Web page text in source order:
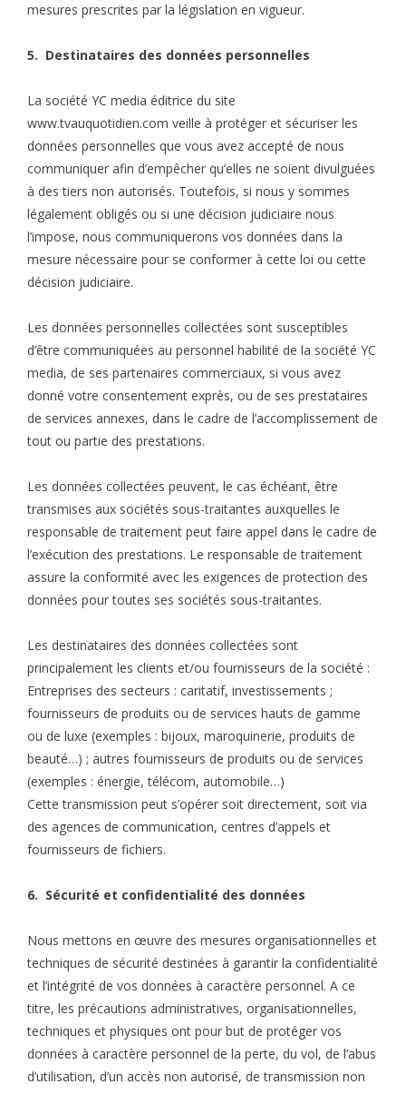
mesures prescrites par la législation en vigueur.
5. Destinataires des données personnelles
La société YC media éditrice du site
www.tvauquotidien.com veille à protéger et sécuriser les
données personnelles que vous avez accepté de nous
communiquer afin d’empêcher qu’elles ne soient divulguées
à des tiers non autorisés. Toutefois, si nous y sommes
légalement obligés ou si une décision judiciaire nous
l’impose, nous communiquerons vos données dans la
mesure nécessaire pour se conformer à cette loi ou cette
décision judiciaire.
Les données personnelles collectées sont susceptibles
d’être communiquées au personnel habilité de la société YC
media, de ses partenaires commerciaux, si vous avez
donné votre consentement exprès, ou de ses prestataires
de services annexes, dans le cadre de l’accomplissement de
tout ou partie des prestations.
Les données collectées peuvent, le cas échéant, être
transmises aux sociétés sous-traitantes auxquelles le
responsable de traitement peut faire appel dans le cadre de
l’exécution des prestations. Le responsable de traitement
assure la conformité avec les exigences de protection des
données pour toutes ses sociétés sous-traitantes.
Les destinataires des données collectées sont
principalement les clients et/ou fournisseurs de la société :
Entreprises des secteurs : caritatif, investissements ;
fournisseurs de produits ou de services hauts de gamme
ou de luxe (exemples : bijoux, maroquinerie, produits de
beauté…) ; autres fournisseurs de produits ou de services
(exemples : énergie, télécom, automobile…)
Cette transmission peut s’opérer soit directement, soit via
des agences de communication, centres d’appels et
fournisseurs de fichiers.
6. Sécurité et confidentialité des données
Nous mettons en œuvre des mesures organisationnelles et
techniques de sécurité destinées à garantir la confidentialité
et l’intégrité de vos données à caractère personnel. A ce
titre, les précautions administratives, organisationnelles,
techniques et physiques ont pour but de protéger vos
données à caractère personnel de la perte, du vol, de l’abus
d’utilisation, d’un accès non autorisé, de transmission non